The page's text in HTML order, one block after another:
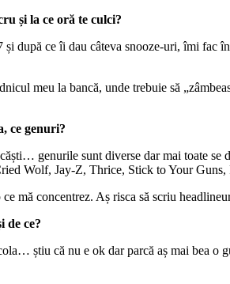
și la ce oră te culci?
și după ce îi dau câteva snooze-uri, îmi
meu la bancă, unde trebuie să
ce genuri?
genurile sunt diverse dar mai toate
Wolf, Jay-Z, Thrice, Stick to Your
mă concentrez. Aș risca să scriu
de ce?
știu că nu e ok dar parcă aș mai bea o